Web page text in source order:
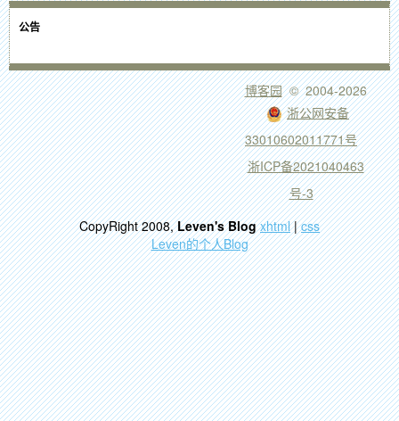
公告
博客园© 2004-2026
浙公网安备
33010602011771号
浙ICP备2021040463
号-3
CopyRight 2008,Leven's Blog xhtml|css
Leven的个人Blog